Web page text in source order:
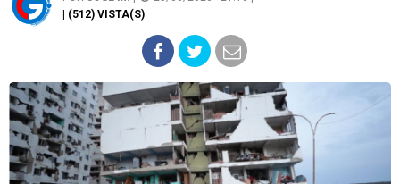
| (512) VISTA(S)